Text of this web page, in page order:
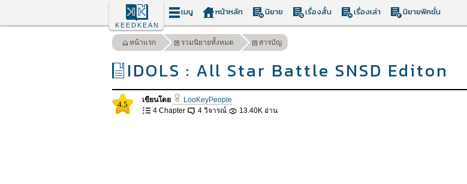
KEEDKEAN
เมนู หน้าหลัก นิยาย เรื่องสั้น เรื่องเล่า นิยายฟิคชั่น
หน้าแรก รวมนิยายทั้งหมด สารบัญ
IDOLS : All Star Battle SNSD Editon
4.5 เขียนโดย LooKeyPeople
4 Chapter
4 วิจารณ์ 13.40K อ่าน